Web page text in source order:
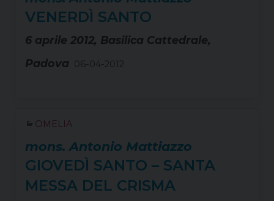
VENERDÌ SANTO
6 aprile 2012, Basilica Cattedrale,
Padova 06-04-2012
OMELIA
mons. Antonio Mattiazzo
GIOVEDÌ SANTO – SANTA
MESSA DEL CRISMA